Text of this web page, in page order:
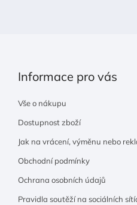
Informace pro vás
Vše o nákupu
Dostupnost zboží
Jak na vrácení, výměnu nebo
Obchodní podmínky
Ochrana osobních údajů
Pravidla soutěží na sociálních